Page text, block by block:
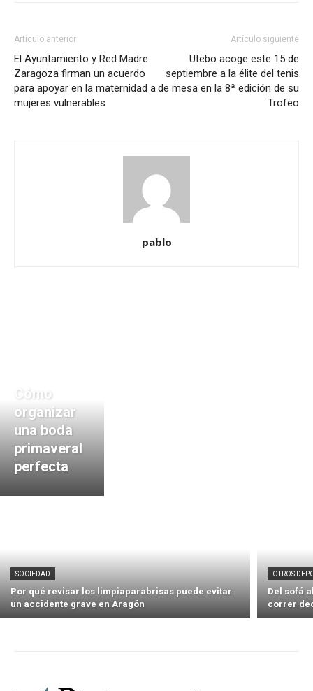
Artículo anterior
El Ayuntamiento y Red Madre
Zaragoza firman un acuerdo
para apoyar en la maternidad a
mujeres vulnerables
Artículo siguiente
Utebo acoge este 15 de
septiembre a la élite del tenis
de mesa en la 8ª edición de su
Trofeo
pablo
Cómo
organizar
una boda
primaveral
perfecta
SOCIEDAD
Por qué revisar los limpiaparabrisas puede evitar
un accidente grave en Aragón
OTROS
Del sofá
correr